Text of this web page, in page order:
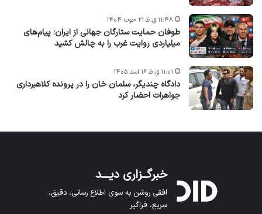
طوفان حمایت ستارگان جهانی از ایران؛ پیام‌های
میلیاردی روایت غرب را به چالش کشید
۱۱:۴۸ ق.ظ ۲۱ حوت ۱۴۰۴
دادگاه چندیگر، سلمان خان را در پرونده کلاهبرداری
جواهرات احضار کرد
۱۱:۰۱ ق.ظ ۱۶ اسد ۱۴۰۵
خبرگــزاری دیـــد
افقی روشن به سوی اطلاع رسانی، دقیق،
سریع، فراگیر